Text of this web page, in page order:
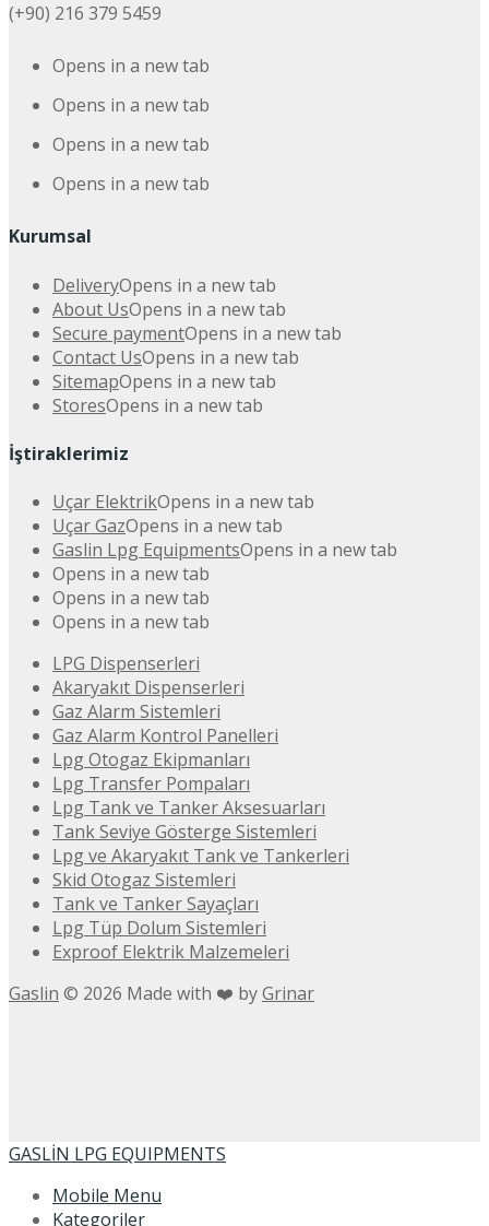
(+90) 216 379 5459
Opens in a new tab
Opens in a new tab
Opens in a new tab
Opens in a new tab
Kurumsal
DeliveryOpens in a new tab
About UsOpens in a new tab
Secure paymentOpens in a new tab
Contact UsOpens in a new tab
SitemapOpens in a new tab
StoresOpens in a new tab
İştiraklerimiz
Uçar ElektrikOpens in a new tab
Uçar GazOpens in a new tab
Gaslin Lpg EquipmentsOpens in a new tab
Opens in a new tab
Opens in a new tab
Opens in a new tab
LPG Dispenserleri
Akaryakıt Dispenserleri
Gaz Alarm Sistemleri
Gaz Alarm Kontrol Panelleri
Lpg Otogaz Ekipmanları
Lpg Transfer Pompaları
Lpg Tank ve Tanker Aksesuarları
Tank Seviye Gösterge Sistemleri
Lpg ve Akaryakıt Tank ve Tankerleri
Skid Otogaz Sistemleri
Tank ve Tanker Sayaçları
Lpg Tüp Dolum Sistemleri
Exproof Elektrik Malzemeleri
Gaslin © 2026 Made with ❤️ byGrinar
GASLİN LPG EQUIPMENTS
Mobile Menu
Kategoriler